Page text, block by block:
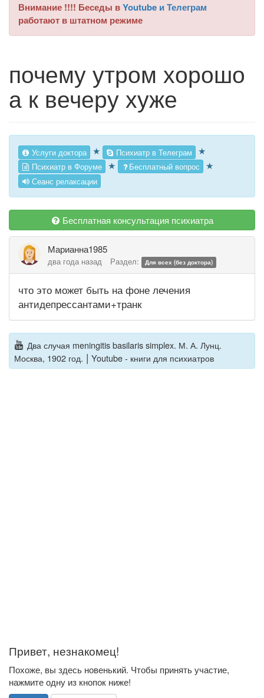
Внимание !!!! Беседы вYoutube и Телеграм
работают в штатном режиме
почему утром хорошо
а к вечеру хуже
Услуги доктора ★ Психиатр в Телеграм ★
Психиатр в Форуме ★ Бесплатный вопрос ★
Сеанс релаксации
Бесплатная консультация психиатра
Марианна1985
два года назад Раздел: Для всех (без доктора)
что это может быть на фоне лечения
антидепрессантами+транк
Два случая meningitis basilaris simplex. М. А. Лунц.
Москва, 1902 год. | Youtube - книги для психиатров
Привет, незнакомец!
Похоже, вы здесь новенький. Чтобы принять участие,
нажмите одну из кнопок ниже!